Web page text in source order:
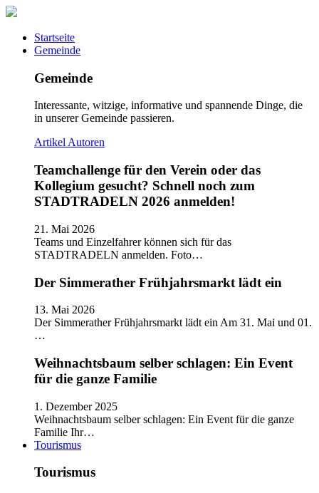
Startseite
Gemeinde
Gemeinde
Interessante, witzige, informative und spannende Dinge, die
in unserer Gemeinde passieren.
ArtikelAutoren
Teamchallenge für den Verein oder das
Kollegium gesucht? Schnell noch zum
STADTRADELN 2026 anmelden!
21. Mai 2026
Teams und Einzelfahrer können sich für das
STADTRADELN anmelden. Foto…
Der Simmerather Frühjahrsmarkt lädt ein
13. Mai 2026
Der Simmerather Frühjahrsmarkt lädt ein Am 31. Mai und 01.
…
Weihnachtsbaum selber schlagen: Ein Event
für die ganze Familie
1. Dezember 2025
Weihnachtsbaum selber schlagen: Ein Event für die ganze
Familie Ihr…
Tourismus
Tourismus